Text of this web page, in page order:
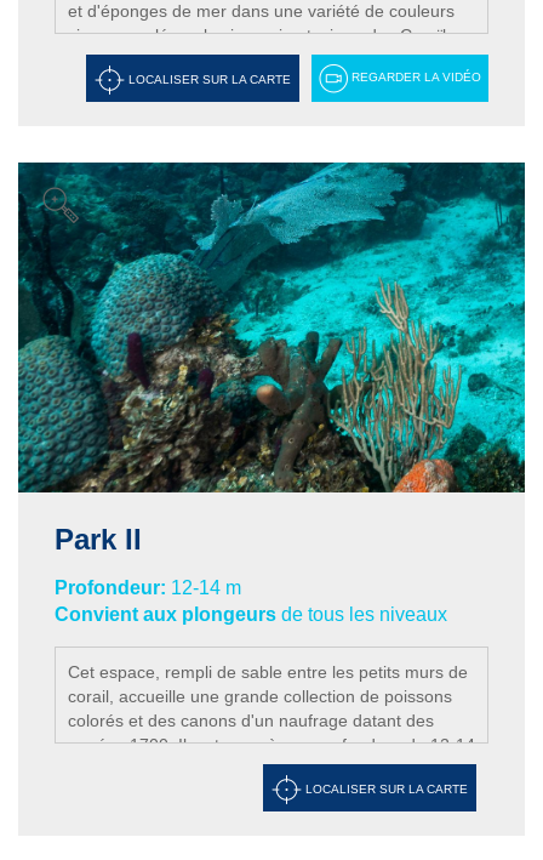
et d'éponges de mer dans une variété de couleurs
vives, peuplé par la vie marine typique des Caraïbes.
REGARDER LA VIDÉO
LOCALISER SUR LA CARTE
Park II
Profondeur: 12-14 m
Convient aux plongeurs de tous les niveaux
Cet espace, rempli de sable entre les petits murs de
corail, accueille une grande collection de poissons
colorés et des canons d'un naufrage datant des
années 1700. Il se trouve à une profondeur de 12-14
mètres. Il est idéal pour les débutants ainsi que pour
prendre de belles photos sous-marines.LOCALISER SUR LA CARTE